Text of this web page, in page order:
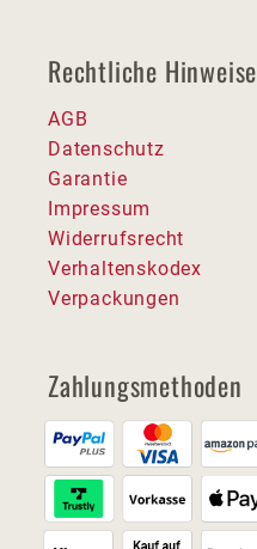
Rechtliche Hinweise
AGB
Datenschutz
Garantie
Impressum
Widerrufsrecht
Verhaltenskodex
Verpackungen
Zahlungsmethoden